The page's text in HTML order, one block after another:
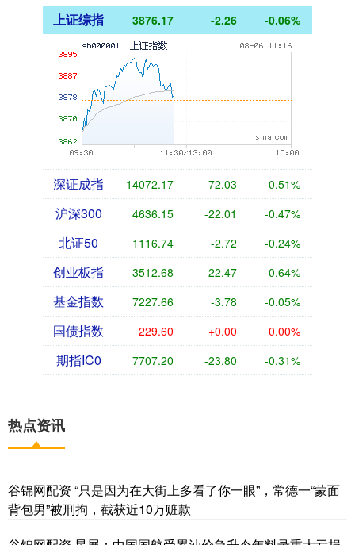
上证综指 3876.17 -2.26 -0.06%
深证成指 14072.17 -72.03 -0.51%
沪深300 4636.15 -22.01 -0.47%
北证50 1116.74 -2.72 -0.24%
创业板指 3512.68 -22.47 -0.64%
基金指数 7227.66 -3.78 -0.05%
国债指数 229.60 +0.00 0.00%
期指IC0 7707.20 -23.80 -0.31%
热点资讯
谷锦网配资 “只是因为在大街上多看了你一眼”，常德一“蒙面
背包男”被刑拘，截获近10万赃款